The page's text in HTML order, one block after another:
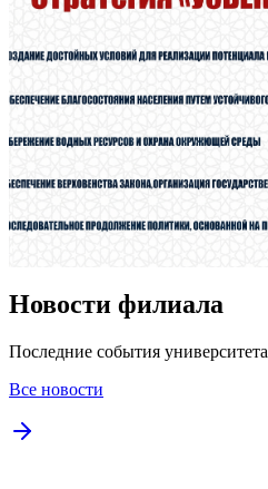
Новости филиала
Последние события университета
Все новости